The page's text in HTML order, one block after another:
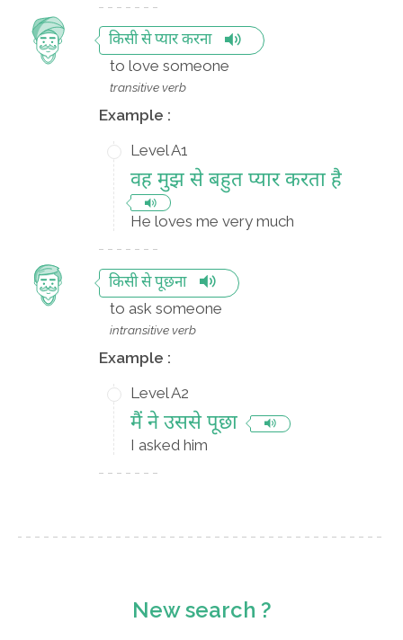
किसी से प्यार करना
to love someone
transitive verb
Example :
Level A1
वह मुझ से बहुत प्यार करता है
He loves me very much
किसी से पूछना
to ask someone
intransitive verb
Example :
Level A2
मैं ने उससे पूछा
I asked him
New search ?